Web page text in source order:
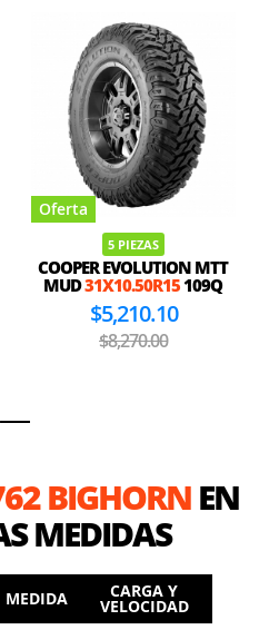
Oferta
5 PIEZAS
COOPER EVOLUTION MTT
MUD31X10.50R15109Q
$5,210.10
$8,270.00
BIGHORNEN
MEDIDAS
MEDIDA CARGA Y
VELOCIDAD